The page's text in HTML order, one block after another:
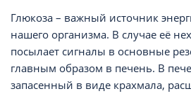
Глюкоза – важный источник
нашего организма. В случае её
посылает сигналы в основные
главным образом в печень. В
запасенный в виде крахмала,